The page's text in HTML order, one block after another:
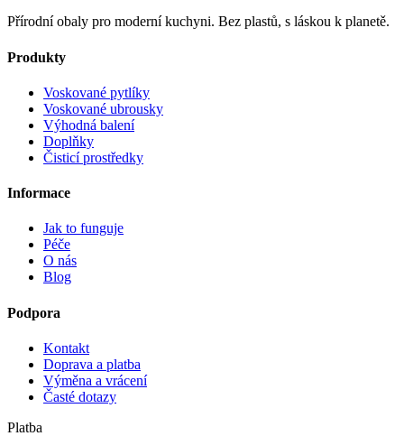
Přírodní obaly pro moderní kuchyni. Bez plastů, s láskou k planetě.
Produkty
Voskované pytlíky
Voskované ubrousky
Výhodná balení
Doplňky
Čisticí prostředky
Informace
Jak to funguje
Péče
O nás
Blog
Podpora
Kontakt
Doprava a platba
Výměna a vrácení
Časté dotazy
Platba